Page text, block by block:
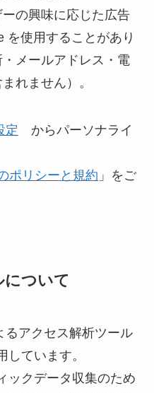
の興味に応じた広告
を使用することがあり
メールアドレス・電
れません）。
定 からパーソナライ
ポリシーと規約 」をご
について
るアクセス解析ツール
しています。
ックデータ収集のため